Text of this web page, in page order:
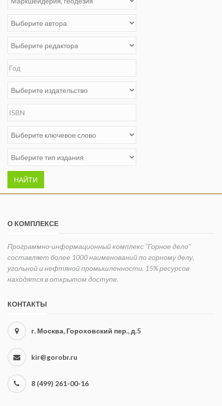
НАЙТИ
О КОМПЛЕКСЕ
Программно-информационный комплекс "Горное дело"
составляет более 1000 наименований по горному делу,
угольной и нефтяной промышленности. 15% ресурсов
находятся в открытом доступе.
КОНТАКТЫ
г. Москва, Гороховский пер., д.5
kir@gorobr.ru
8 (499) 261-00-16